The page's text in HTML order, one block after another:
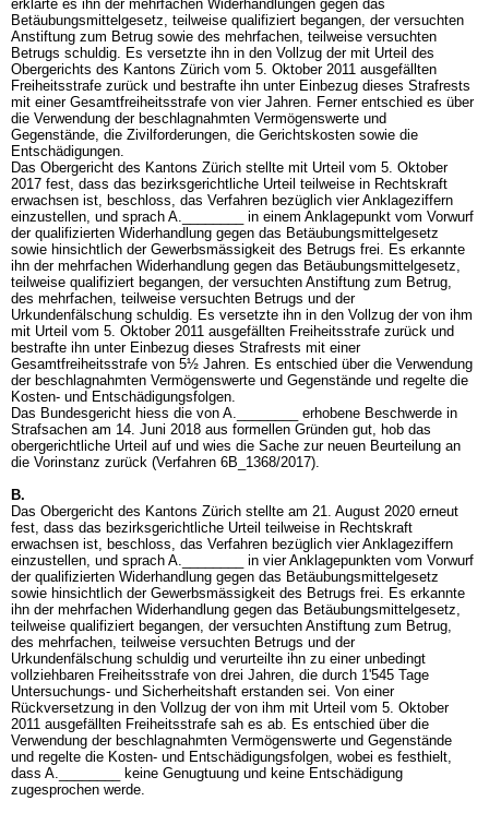
erklärte es ihn der mehrfachen Widerhandlungen gegen das
Betäubungsmittelgesetz, teilweise qualifiziert begangen, der versuchten
Anstiftung zum Betrug sowie des mehrfachen, teilweise versuchten
Betrugs schuldig. Es versetzte ihn in den Vollzug der mit Urteil des
Obergerichts des Kantons Zürich vom 5. Oktober 2011 ausgefällten
Freiheitsstrafe zurück und bestrafte ihn unter Einbezug dieses Strafrests
mit einer Gesamtfreiheitsstrafe von vier Jahren. Ferner entschied es über
die Verwendung der beschlagnahmten Vermögenswerte und
Gegenstände, die Zivilforderungen, die Gerichtskosten sowie die
Entschädigungen.
Das Obergericht des Kantons Zürich stellte mit Urteil vom 5. Oktober
2017 fest, dass das bezirksgerichtliche Urteil teilweise in Rechtskraft
erwachsen ist, beschloss, das Verfahren bezüglich vier Anklageziffern
einzustellen, und sprach A.________ in einem Anklagepunkt vom Vorwurf
der qualifizierten Widerhandlung gegen das Betäubungsmittelgesetz
sowie hinsichtlich der Gewerbsmässigkeit des Betrugs frei. Es erkannte
ihn der mehrfachen Widerhandlung gegen das Betäubungsmittelgesetz,
teilweise qualifiziert begangen, der versuchten Anstiftung zum Betrug,
des mehrfachen, teilweise versuchten Betrugs und der
Urkundenfälschung schuldig. Es versetzte ihn in den Vollzug der von ihm
mit Urteil vom 5. Oktober 2011 ausgefällten Freiheitsstrafe zurück und
bestrafte ihn unter Einbezug dieses Strafrests mit einer
Gesamtfreiheitsstrafe von 5½ Jahren. Es entschied über die Verwendung
der beschlagnahmten Vermögenswerte und Gegenstände und regelte die
Kosten- und Entschädigungsfolgen.
Das Bundesgericht hiess die von A.________ erhobene Beschwerde in
Strafsachen am 14. Juni 2018 aus formellen Gründen gut, hob das
obergerichtliche Urteil auf und wies die Sache zur neuen Beurteilung an
die Vorinstanz zurück (Verfahren 6B_1368/2017).
B.
Das Obergericht des Kantons Zürich stellte am 21. August 2020 erneut
fest, dass das bezirksgerichtliche Urteil teilweise in Rechtskraft
erwachsen ist, beschloss, das Verfahren bezüglich vier Anklageziffern
einzustellen, und sprach A.________ in vier Anklagepunkten vom Vorwurf
der qualifizierten Widerhandlung gegen das Betäubungsmittelgesetz
sowie hinsichtlich der Gewerbsmässigkeit des Betrugs frei. Es erkannte
ihn der mehrfachen Widerhandlung gegen das Betäubungsmittelgesetz,
teilweise qualifiziert begangen, der versuchten Anstiftung zum Betrug,
des mehrfachen, teilweise versuchten Betrugs und der
Urkundenfälschung schuldig und verurteilte ihn zu einer unbedingt
vollziehbaren Freiheitsstrafe von drei Jahren, die durch 1'545 Tage
Untersuchungs- und Sicherheitshaft erstanden sei. Von einer
Rückversetzung in den Vollzug der von ihm mit Urteil vom 5. Oktober
2011 ausgefällten Freiheitsstrafe sah es ab. Es entschied über die
Verwendung der beschlagnahmten Vermögenswerte und Gegenstände
und regelte die Kosten- und Entschädigungsfolgen, wobei es festhielt,
dass A.________ keine Genugtuung und keine Entschädigung
zugesprochen werde.